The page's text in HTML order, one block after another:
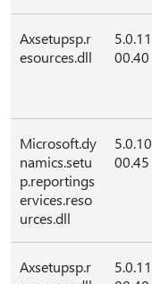
Axsetupsp.r
esources.dll
5.0.11
00.40
Microsoft.dy
namics.setu
p.reportings
ervices.reso
urces.dll
5.0.10
00.45
Axsetupsp.r
5.0.11